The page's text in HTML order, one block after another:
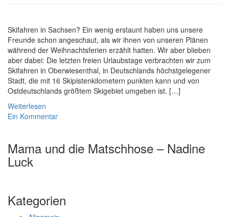
Skifahren in Sachsen? Ein wenig erstaunt haben uns unsere
Freunde schon angeschaut, als wir ihnen von unseren Plänen
während der Weihnachtsferien erzählt hatten. Wir aber blieben
aber dabei: Die letzten freien Urlaubstage verbrachten wir zum
Skifahren in Oberwiesenthal, in Deutschlands höchstgelegener
Stadt, die mit 16 Skipistenkilometern punkten kann und von
Ostdeutschlands größtem Skigebiet umgeben ist. […]
Weiterlesen
Ein Kommentar
Mama und die Matschhose – Nadine
Luck
Kategorien